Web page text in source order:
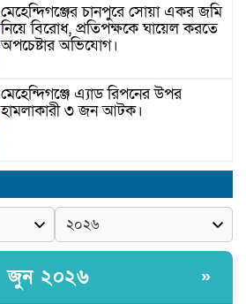
মেহেন্দিগঞ্জের চানপুরে সোয়া একর জমি
নিয়ে বিরোধ, প্রতিপক্ষকে ঘায়েল করতে
অপচেষ্টার অভিযোগ।
মেহেন্দিগঞ্জে এ্যাড রিপনের উপর
হামলাকারী ৩ জন আটক।
মেহেন্দিগঞ্জে জুলাই স্মরণে আবৃত্তি
প্রতিযোগিতা অনুষ্ঠিত।
মাঠ পর্যায়ে তথ্য সংগ্রহে আগ্রহী
সুপারভাইজার ও মাঠকর্মীদের স্বচ্ছতা
জুন ২০২৬ »